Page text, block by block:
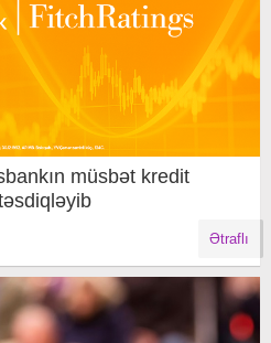
müsbət kredit
Ətraflı